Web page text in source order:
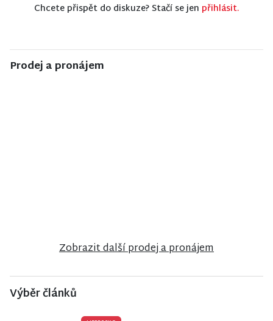
Chcete přispět do diskuze? Stačí se jen přihlásit.
Prodej a pronájem
Zobrazit další prodej a pronájem
Výběr článků